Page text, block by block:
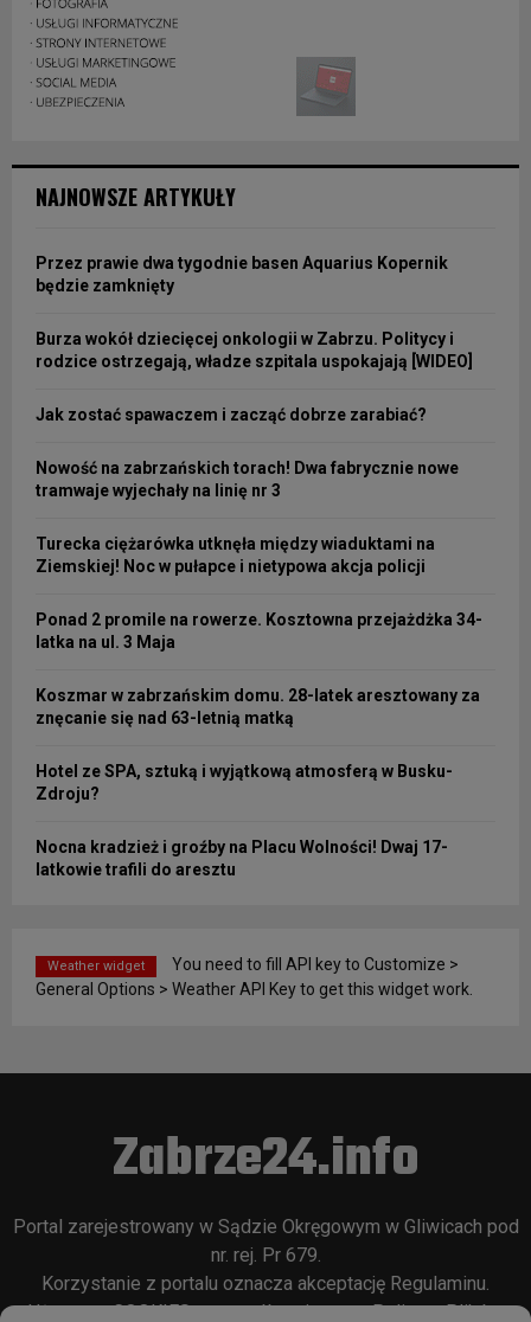
NAJNOWSZE ARTYKUŁY
Przez prawie dwa tygodnie basen Aquarius Kopernik
będzie zamknięty
Burza wokół dziecięcej onkologii w Zabrzu. Politycy i
rodzice ostrzegają, władze szpitala uspokajają [WIDEO]
Jak zostać spawaczem i zacząć dobrze zarabiać?
Nowość na zabrzańskich torach! Dwa fabrycznie nowe
tramwaje wyjechały na linię nr 3
Turecka ciężarówka utknęła między wiaduktami na
Ziemskiej! Noc w pułapce i nietypowa akcja policji
Ponad 2 promile na rowerze. Kosztowna przejażdżka 34-
latka na ul. 3 Maja
Koszmar w zabrzańskim domu. 28-latek aresztowany za
znęcanie się nad 63-letnią matką
Hotel ze SPA, sztuką i wyjątkową atmosferą w Busku-
Zdroju?
Nocna kradzież i groźby na Placu Wolności! Dwaj 17-
latkowie trafili do aresztu
Weather widget
You need to fill API key to Customize >
General Options > Weather API Key to get this widget work.
Zabrze24.info
Portal zarejestrowany w Sądzie Okręgowym w Gliwicach pod
nr. rej. Pr 679.
Korzystanie z portalu oznacza akceptację Regulaminu.
Używamy COOKIES w sposób opisany wPolityce Plików